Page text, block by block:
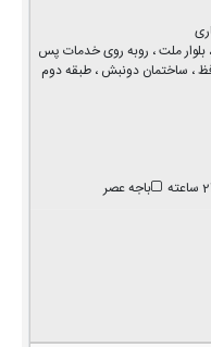
بلوار ملت ، روبه روی خدمات پس
، ساختمان دونبش ، طبقه دوم
باجه عصر